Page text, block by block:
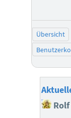
Übersicht
Rolf